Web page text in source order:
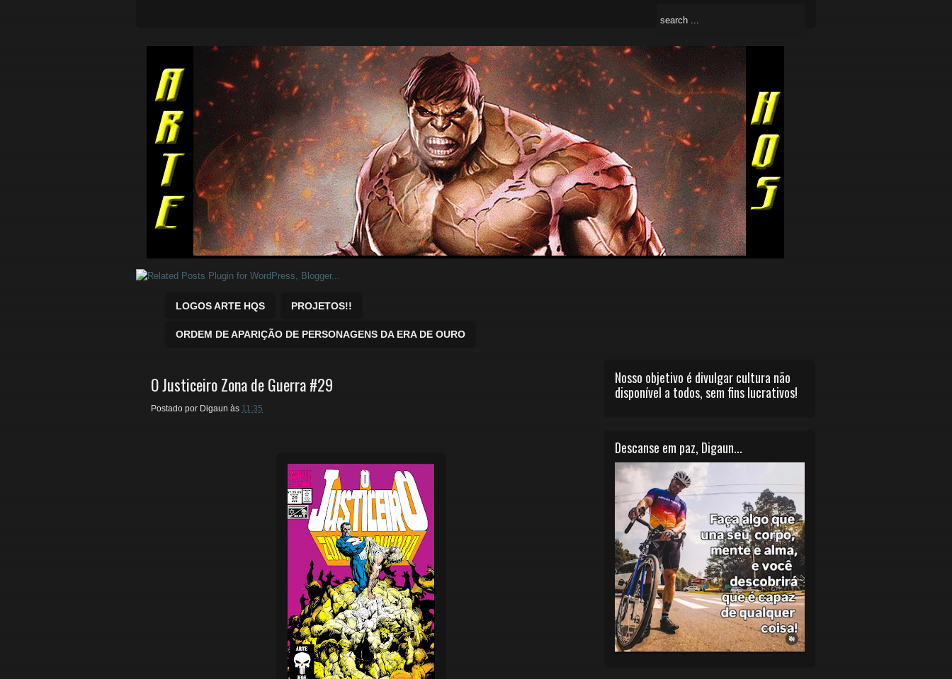
Quadrinhos Marvel e DC para baixar.
LOGOS ARTE HQS PROJETOS!!
ORDEM DE APARIÇÃO DE PERSONAGENS DA ERA DE OURO
O Justiceiro Zona de Guerra #29
Postado por Digaun às 11:35
Nosso objetivo é divulgar cultura não
disponível a todos, sem fins lucrativos!
Descanse em paz, Digaun...